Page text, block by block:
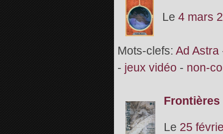
Le 4 mars
Mots-clefs: Ad Astra
- jeux vidéo - non-
Frontières
Le 25